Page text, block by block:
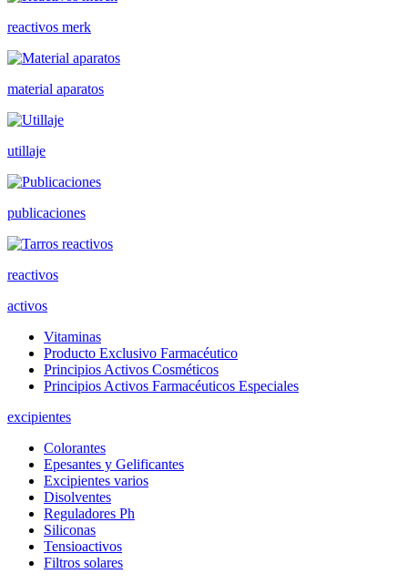
reactivos merk
material aparatos
utillaje
publicaciones
reactivos
activos
Vitaminas
Producto Exclusivo Farmacéutico
Principios Activos Cosméticos
Principios Activos Farmacéuticos Especiales
excipientes
Colorantes
Epesantes y Gelificantes
Excipientes varios
Disolventes
Reguladores Ph
Siliconas
Tensioactivos
Filtros solares